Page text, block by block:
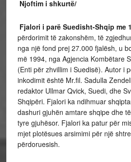
Njoftim i shkurtë/
Fjalori i parë Suedisht-Shqip me
përdorimit të zakonshëm, të
nga një fond prej 27.000 fjalësh, u
më 1994, nga Agjencia Kombëtare
(Enti për zhvillim i Suedisë). Autor i
inkodimit është Mr.fil. Sadulla
redaktor Ullmar Qvick, Suedi, dhe
Shqipëri. Fjalori ka ndihmuar
dashuri gjuhën amtare shqipe dhe
tyre gjuhësor. Fjalori ka patur për
mjet plotësues arsimimi për një
përdoruesish.